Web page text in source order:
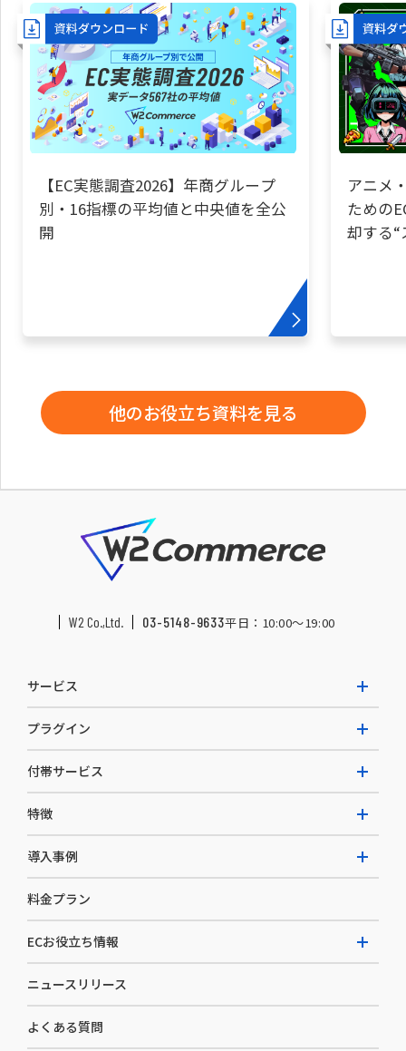
【EC実態調査2026】年商グループ
別・16指標の平均値と中央値を全公
開
アニメ
ための
却する
他のお役立ち資料を見る
W2 Co.,Ltd. 03-5148-9633平日：10:00〜19:00
サービス
W2 Commerce Repeat
W2 Commerce BtoB
W2 Commerce Asia
プラグイン
AI buddy
付帯サービス
EC運用構築支援・運用支援
カスタマーサクセス
セキュリティ
デザイン制作
コンサルティング
特徴
選ばれる理由
開発体制
導入事例
導入企業一覧
料金プラン
ECお役立ち情報
お役立ち資料
ニュースリリース
よくある質問